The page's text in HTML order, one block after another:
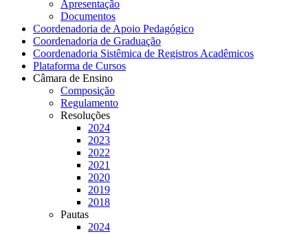
Apresentação
Documentos
Coordenadoria de Apoio Pedagógico
Coordenadoria de Graduação
Coordenadoria Sistêmica de Registros Acadêmicos
Plataforma de Cursos
Câmara de Ensino
Composição
Regulamento
Resoluções
2024
2023
2022
2021
2020
2019
2018
Pautas
2024